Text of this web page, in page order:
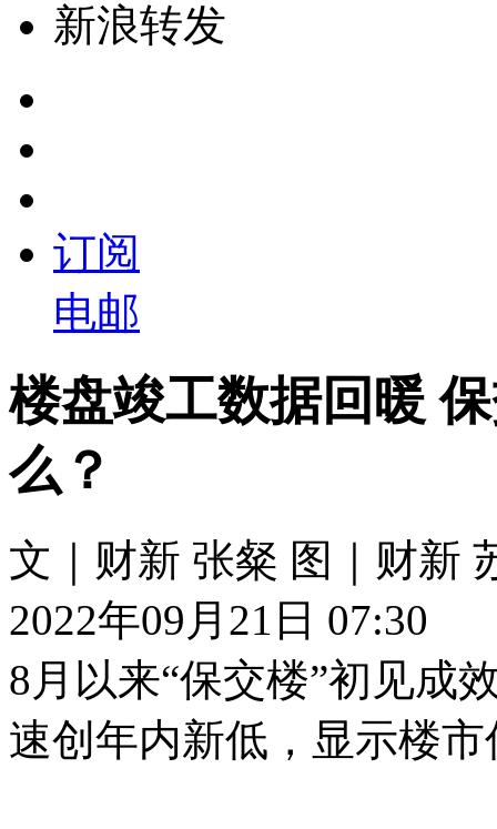
新浪转发
订阅
电邮
楼盘竣工数据回暖
么？
文｜财新 张粲 图｜财新
2022年09月21日 07:30
8月以来“保交楼”初见成
速创年内新低，显示楼